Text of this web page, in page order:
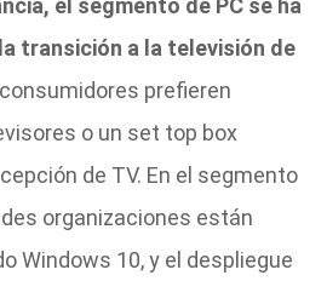
el segmento de PC se ha
transición a la televisión de
prefieren
o un set top box
de TV. En el segmento
organizaciones están
Windows 10, y el despliegue